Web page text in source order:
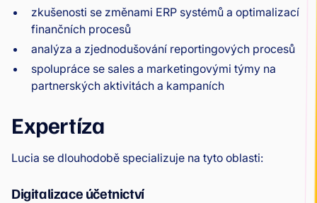
zkušenosti se změnami ERP systémů a optimalizací
finančních procesů
analýza a zjednodušování reportingových procesů
spolupráce se sales a marketingovými týmy na
partnerských aktivitách a kampaních
Expertíza
Lucia se dlouhodobě specializuje na tyto oblasti:
Digitalizace účetnictví